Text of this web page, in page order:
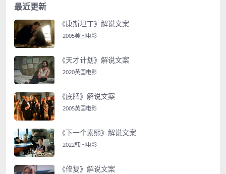
最近更新
《康斯坦丁》解说文案
2005美国电影
《天才计划》解说文案
2020英国电影
《底牌》解说文案
2005英国电影
《下一个素熙》解说文案
2022韩国电影
《修复》解说文案